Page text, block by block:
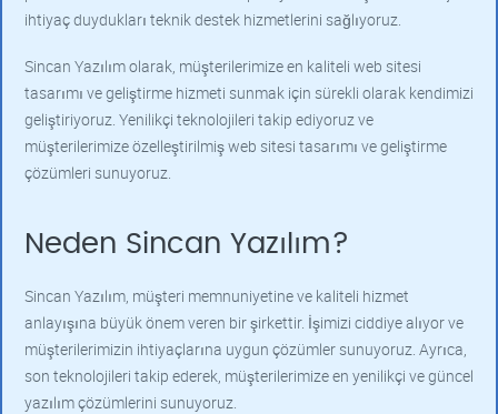
ihtiyaç duydukları teknik destek hizmetlerini sağlıyoruz.
Sincan Yazılım olarak, müşterilerimize en kaliteli web sitesi
tasarımı ve geliştirme hizmeti sunmak için sürekli olarak kendimizi
geliştiriyoruz. Yenilikçi teknolojileri takip ediyoruz ve
müşterilerimize özelleştirilmiş web sitesi tasarımı ve geliştirme
çözümleri sunuyoruz.
Neden Sincan Yazılım?
Sincan Yazılım, müşteri memnuniyetine ve kaliteli hizmet
anlayışına büyük önem veren bir şirkettir. İşimizi ciddiye alıyor ve
müşterilerimizin ihtiyaçlarına uygun çözümler sunuyoruz. Ayrıca,
son teknolojileri takip ederek, müşterilerimize en yenilikçi ve güncel
yazılım çözümlerini sunuyoruz.